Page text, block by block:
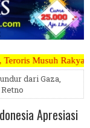
Kami
dari Gaza,
Apresiasi